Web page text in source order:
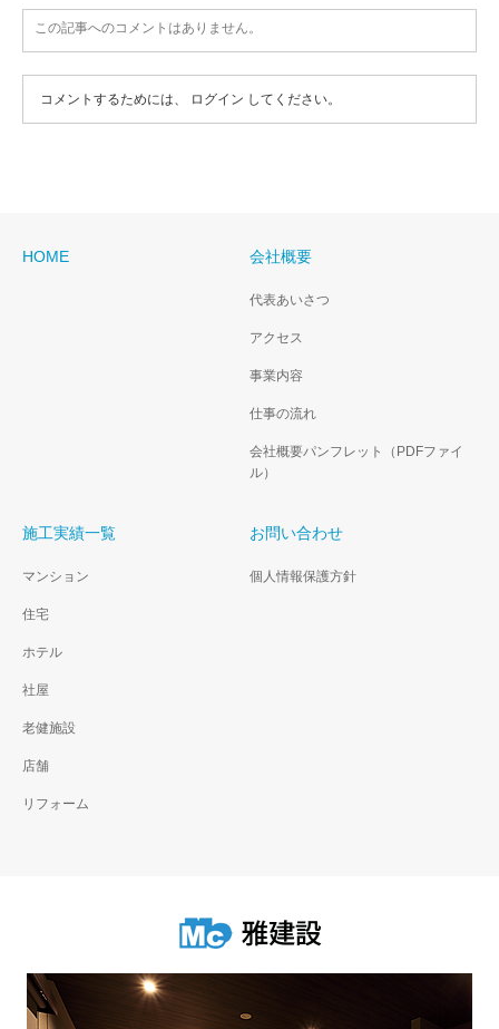
この記事へのコメントはありません。
コメントするためには、 ログイン してください。
HOME 会社概要
代表あいさつ
アクセス
事業内容
仕事の流れ
会社概要パンフレット（PDFファイ
ル）
施工実績一覧
マンション
住宅
ホテル
社屋
老健施設
店舗
リフォーム
お問い合わせ
個人情報保護方針